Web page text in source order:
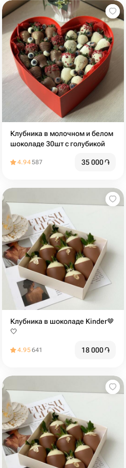
Клубника в молочном и белом
шоколаде 30шт с голубикой
4.94587 35 000֏
Клубника в шоколаде Kinder🤎
🤍️
4.95641 18 000֏